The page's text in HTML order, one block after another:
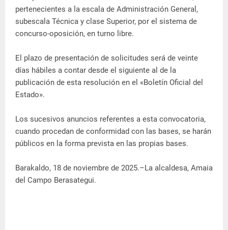
pertenecientes a la escala de Administración General,
subescala Técnica y clase Superior, por el sistema de
concurso-oposición, en turno libre.
El plazo de presentación de solicitudes será de veinte
días hábiles a contar desde el siguiente al de la
publicación de esta resolución en el «Boletín Oficial del
Estado».
Los sucesivos anuncios referentes a esta convocatoria,
cuando procedan de conformidad con las bases, se harán
públicos en la forma prevista en las propias bases.
Barakaldo, 18 de noviembre de 2025.–La alcaldesa, Amaia
del Campo Berasategui.